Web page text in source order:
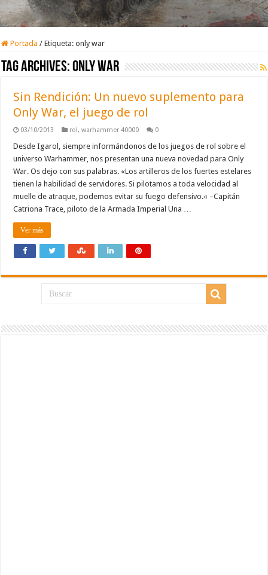
Portada / Etiqueta:only war
Tag Archives:only war
Sin Rendición: Un nuevo suplemento para
Only War, el juego de rol
03/10/2013 rol,warhammer 40000 0
Desde Igarol, siempre informándonos de los juegos de rol sobre el
universo Warhammer, nos presentan una nueva novedad para Only
War. Os dejo con sus palabras. «Los artilleros de los fuertes estelares
tienen la habilidad de servidores. Si pilotamos a toda velocidad al
muelle de atraque, podemos evitar su fuego defensivo.« –Capitán
Catriona Trace, piloto de la Armada Imperial Una …
Ver más